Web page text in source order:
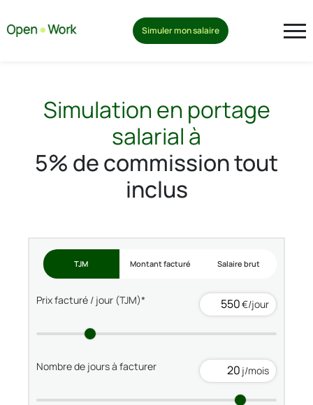
Simuler mon salaire
Simulation en portage
salarial à
5% de commission tout
inclus
TJM Montant facturé Salaire brut
€/jour
Prix facturé / jour (TJM)*
j/mois
Nombre de jours à facturer